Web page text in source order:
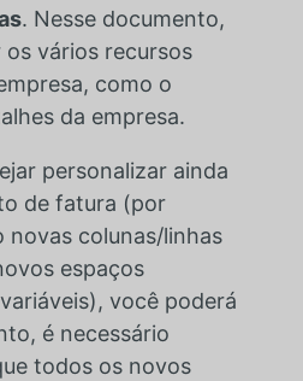
. Nesse documento,
vários recursos
como o
da empresa.
personalizar ainda
de fatura (por
novas colunas/linhas
espaços
você poderá
é necessário
todos os novos